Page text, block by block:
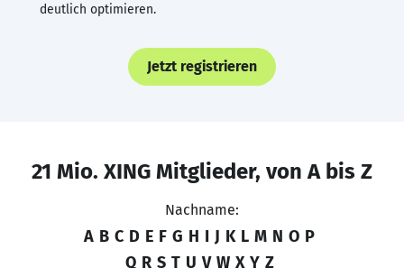
deutlich optimieren.
Jetzt registrieren
21 Mio. XING Mitglieder, von A bis Z
Nachname:
A B C D E F G H I J K L M N O P
Q R S T U V W X Y Z